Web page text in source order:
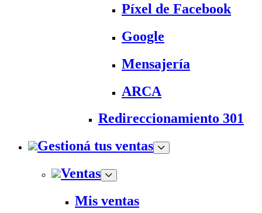
Píxel de Facebook
Google
Mensajería
ARCA
Redireccionamiento 301
Gestioná tus ventas
Ventas
Mis ventas